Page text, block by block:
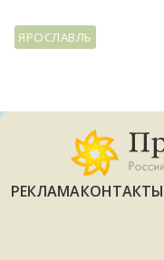
ЯРОСЛАВЛЬ
РЕКЛАМАКОНТАКТЫ